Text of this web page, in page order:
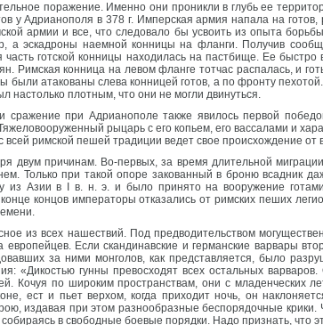
поражение. Именно они проникли в глубь ее
у Адрианополя в 378 г. Имперская армия напала на
армии и все, что следовало бы усвоить из опыта
а эскадроны наемной конницы на фланги. Получив
готской конницы находилась на пастбище. Ее
Римская конница на левом фланге тотчас распалась, и
атакованы слева конницей готов, а по фронту
настолько плотным, что они не могли двинуться.
при Адрианополе также явилось первой
рыцарь с его копьем, его вассалами и
римской пешей традиции ведет свое происхождение от
двум причинам. Во-первых, за время длительной
Только при такой опоре закованный в броню всадник
из Азии в I в. н. э. и было принято на вооружение
концов императоры отказались от римских пеших
из всех нашествий. Под предводительством
Если скандинавские и германские варвары
за ними монголов, как представляется, было
«Дикостью гунны превосходят всех остальных
Кочуя по широким пространствам, они с младенческих
ест и пьет верхом, когда приходит ночь, он
издавая при этом разнообразные беспорядочные
в свободные боевые порядки. Надо признать, что